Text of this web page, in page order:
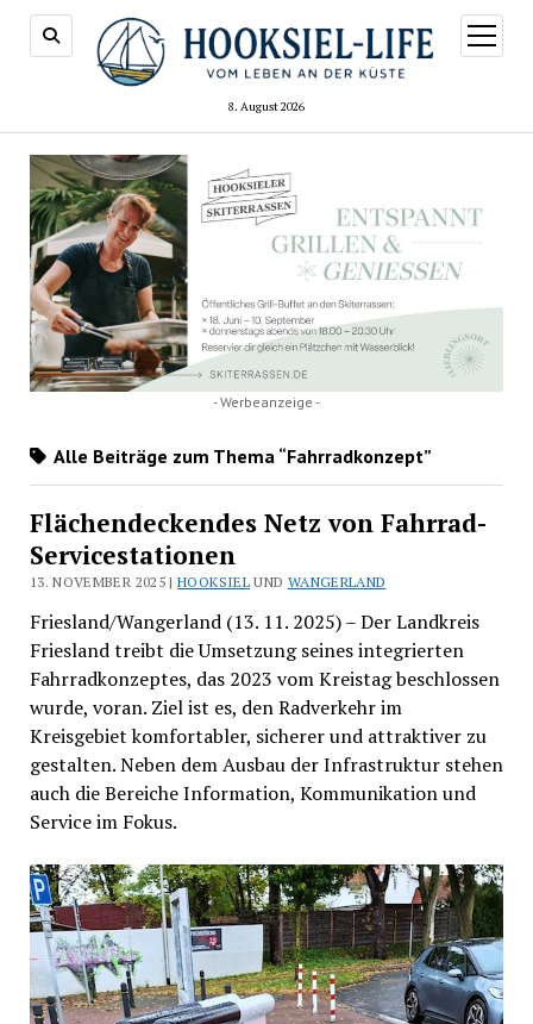
8. August 2026
Menü
öffnen
- Werbeanzeige -
Alle Beiträge zum Thema “Fahrradkonzept”
Flächendeckendes Netz von Fahrrad-
Servicestationen
13. NOVEMBER 2025 |HOOKSIELUND WANGERLAND
Friesland/Wangerland (13. 11. 2025) – Der Landkreis
Friesland treibt die Umsetzung seines integrierten
Fahrradkonzeptes, das 2023 vom Kreistag beschlossen
wurde, voran. Ziel ist es, den Radverkehr im
Kreisgebiet komfortabler, sicherer und attraktiver zu
gestalten. Neben dem Ausbau der Infrastruktur stehen
auch die Bereiche Information, Kommunikation und
Service im Fokus.